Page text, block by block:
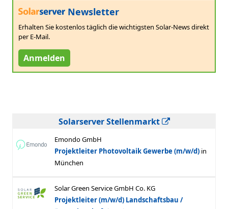
Newsletter
Erhalten Sie kostenlos täglich die wichtigsten Solar-News direkt
per E-Mail.
Anmelden
Solarserver Stellenmarkt